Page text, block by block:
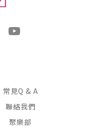
常見Q & A
聯絡我們
聚樂部